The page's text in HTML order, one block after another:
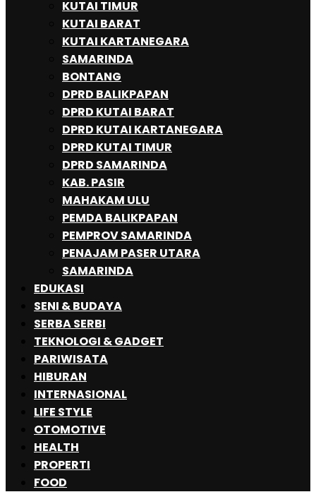
KUTAI TIMUR
KUTAI BARAT
KUTAI KARTANEGARA
SAMARINDA
BONTANG
DPRD BALIKPAPAN
DPRD KUTAI BARAT
DPRD KUTAI KARTANEGARA
DPRD KUTAI TIMUR
DPRD SAMARINDA
KAB. PASIR
MAHAKAM ULU
PEMDA BALIKPAPAN
PEMPROV SAMARINDA
PENAJAM PASER UTARA
SAMARINDA
EDUKASI
SENI & BUDAYA
SERBA SERBI
TEKNOLOGI & GADGET
PARIWISATA
HIBURAN
INTERNASIONAL
LIFE STYLE
OTOMOTIVE
HEALTH
PROPERTI
FOOD